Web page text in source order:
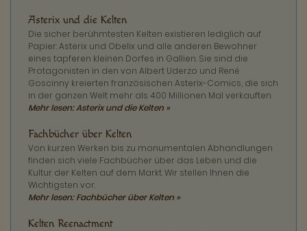
Asterix und die Kelten
Die sicher berühmtesten Kelten existieren lediglich auf
Papier: Asterix und Obelix und alle anderen Bewohner
eines tapferen kleinen Dorfes in Gallien. Sie sind die
Protagonisten in den von Albert Uderzo und René
Goscinny kreierten französischen Asterix-Comics, die sich
in der ganzen Welt mehr als 400 Millionen Mal verkauften.
Mehr lesen: Asterix und die Kelten »
Fachbücher über Kelten
Von kurzen Werken bis zu monumentalen Abhandlungen
finden sich viele Fachbücher über das Leben und die
Kultur der Kelten auf dem Markt. Wir stellen Ihnen die
Wichtigsten vor.
Mehr lesen: Fachbücher über Kelten »
Kelten Reenactment